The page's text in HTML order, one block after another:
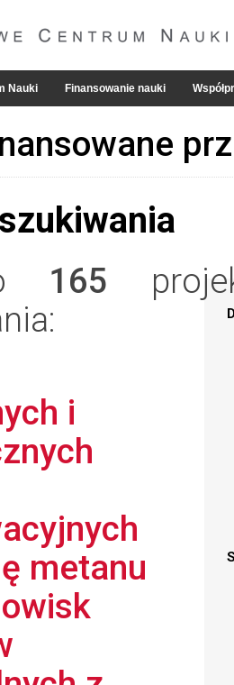
Nauki Finansowanie nauki
165
i
metanu